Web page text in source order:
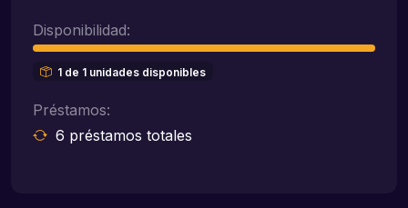
Disponibilidad:
1 de 1 unidades disponibles
Préstamos:
6 préstamos totales